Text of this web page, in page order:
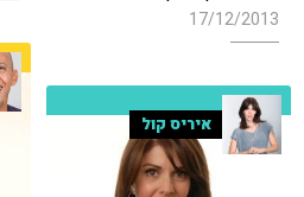
17/12/2013
איריס קול